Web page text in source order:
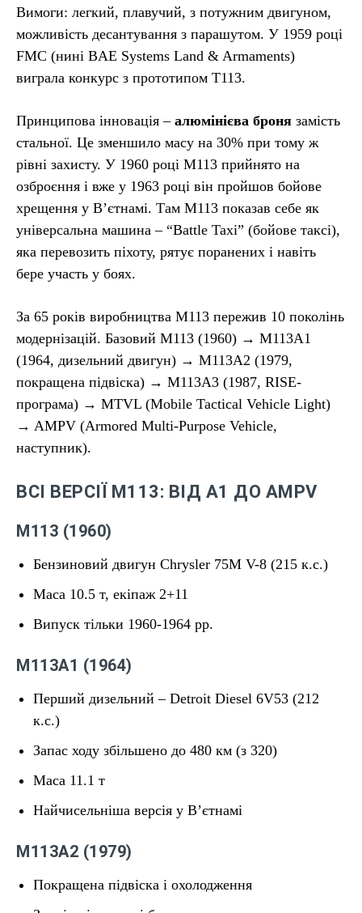
Вимоги: легкий, плавучий, з потужним двигуном,
можливість десантування з парашутом. У 1959 році
FMC (нині BAE Systems Land & Armaments)
виграла конкурс з прототипом T113.
Принципова інновація – алюмінієва броня замість
стальної. Це зменшило масу на 30% при тому ж
рівні захисту. У 1960 році М113 прийнято на
озброєння і вже у 1963 році він пройшов бойове
хрещення у В’єтнамі. Там М113 показав себе як
універсальна машина – “Battle Taxi” (бойове таксі),
яка перевозить піхоту, рятує поранених і навіть
бере участь у боях.
За 65 років виробництва М113 пережив 10 поколінь
модернізацій. Базовий M113 (1960) → M113A1
(1964, дизельний двигун) → M113A2 (1979,
покращена підвіска) → M113A3 (1987, RISE-
програма) → MTVL (Mobile Tactical Vehicle Light)
→ AMPV (Armored Multi-Purpose Vehicle,
наступник).
ВСІ ВЕРСІЇ М113: ВІД A1 ДО AMPV
M113 (1960)
Бензиновий двигун Chrysler 75M V-8 (215 к.с.)
Маса 10.5 т, екіпаж 2+11
Випуск тільки 1960-1964 рр.
M113A1 (1964)
Перший дизельний – Detroit Diesel 6V53 (212
к.с.)
Запас ходу збільшено до 480 км (з 320)
Маса 11.1 т
Найчисельніша версія у В’єтнамі
M113A2 (1979)
Покращена підвіска і охолодження